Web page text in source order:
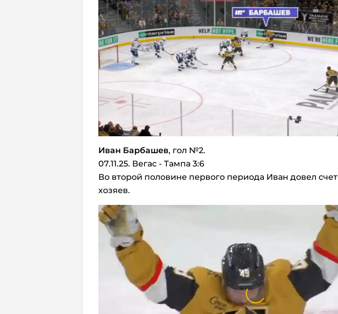
Иван Барбашев, гол №2.
07.11.25. Вегас - Тампа 3:6
Во второй половине первого периода Иван довел
хозяев.